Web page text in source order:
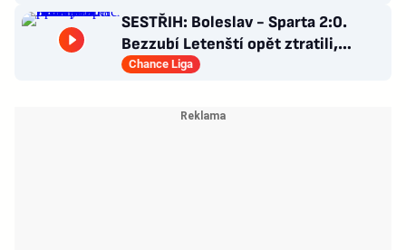
SESTŘIH: Boleslav - Sparta 2:0.
Bezzubí Letenští opět ztratili,
domácí rozhodli v první půli
Chance Liga